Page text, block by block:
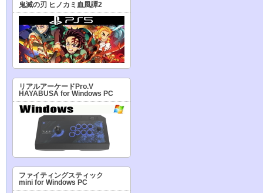
鬼滅の刃 ヒノカミ血風譚2
リアルアーケードPro.V
HAYABUSA for Windows PC
ファイティングスティック
mini for Windows PC